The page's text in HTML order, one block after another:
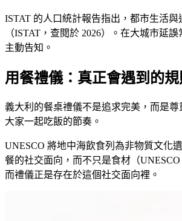
ISTAT 的人口統計報告指出，都市生活
（ISTAT，查閱於 2026）。在大城市延
主動告知。
用餐禮儀：真正會遇到的規
義大利的餐桌禮儀不是追求完美，而是
大家一起吃飯的節奏。
UNESCO 將地中海飲食列為非物質文化
餐的社交面向，而不只是食材（UNESCO
而禮儀正是存在於這個社交面向裡。